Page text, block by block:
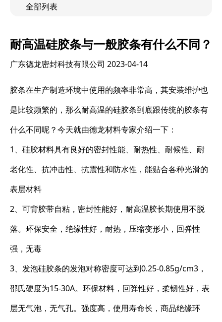
全部列表
耐高温硅胶条与一般胶条有什么不同？
广东德龙密封科技有限公司 2023-04-14
胶条在生产制造环境中使用的频率非常高，其安装维护也
是比较频繁的，那么耐高温的硅胶条到底跟传统的胶条有
什么不同呢？今天就由德龙材料专家介绍一下：
1、硅胶材料具有良好的密封性能、耐热性、耐候性、耐
老化性、抗冲击性、抗震性和防水性，能贴合各种光滑的
表层材料
2、可背胶带自粘，密封性能好，耐高温胶长期使用不脱
落。环保安全，绝缘性好，耐热，压缩变形小，回弹性
强，无毒
3、发泡硅胶条的发泡对称密度可达到0.25-0.85g/cm3，
邵氏硬度为15-30A。环保材料，回弹性好，柔韧性好，表
层无气泡，无气孔。强度高，使用寿命长，商品绝缘环